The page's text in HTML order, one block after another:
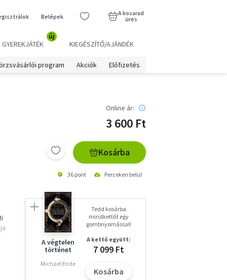
Belépek
A kosarad
üres
GYEREKJÁTÉK
új
KIEGÉSZÍTŐ/AJÁNDÉK
program Akciók Előfizetés
A
Online ár:
3 600 Ft
Kosárba
36 pont Perceken belül
A végtelen
történet
Michael Ende
Tedd kosárba
mindkettőt egy
gombnyomással!
A kettő együtt:
7 099 Ft
Kosárba